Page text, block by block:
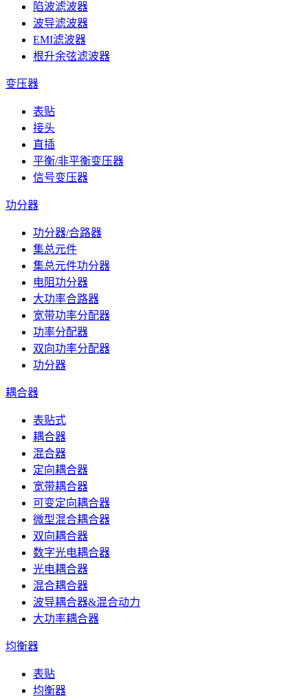
陷波滤波器
波导滤波器
EMI滤波器
根升余弦滤波器
变压器
表贴
接头
直插
平衡/非平衡变压器
信号变压器
功分器
功分器/合路器
集总元件
集总元件功分器
电阻功分器
大功率合路器
宽带功率分配器
功率分配器
双向功率分配器
功分器
耦合器
表贴式
耦合器
混合器
定向耦合器
宽带耦合器
可变定向耦合器
微型混合耦合器
双向耦合器
数字光电耦合器
光电耦合器
混合耦合器
波导耦合器&混合动力
大功率耦合器
均衡器
表贴
均衡器